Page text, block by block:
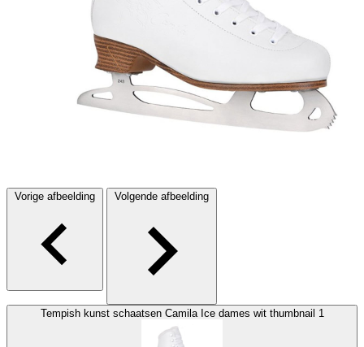
Vorige afbeelding Volgende afbeelding
Tempish kunst schaatsen Camila Ice dames wit thumbnail 1